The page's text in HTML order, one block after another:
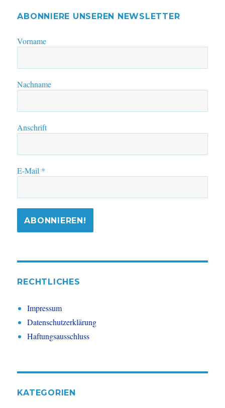
ABONNIERE UNSEREN NEWSLETTER
Vorname
Nachname
Anschrift
E-Mail *
RECHTLICHES
Impressum
Datenschutzerklärung
Haftungsausschluss
KATEGORIEN